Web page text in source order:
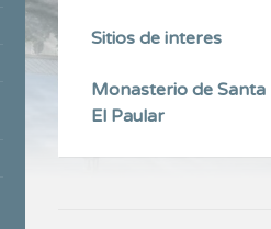
Sitios de interes
Monasterio de Santa
El Paular